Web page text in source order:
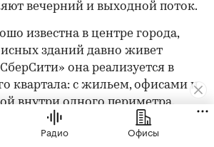
вечерний и выходной поток.
известна в центре города,
зданий давно живет
она реализуется в
квартала: с жильем, офисами и
внутри одного периметра.
как это работает на практике: «Для
Радио Офисы